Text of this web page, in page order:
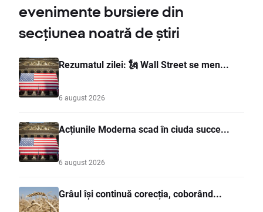
evenimente bursiere din
secțiunea noatră de știri
Rezumatul zilei: 🗽 Wall Street se men...
6 august 2026
Acțiunile Moderna scad în ciuda succe...
6 august 2026
Grâul își continuă corecția, coborând...